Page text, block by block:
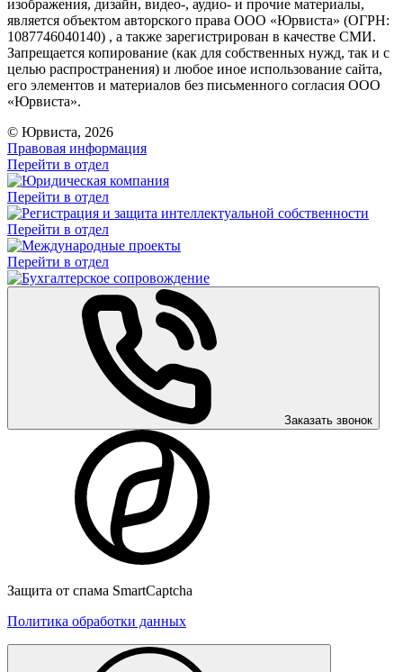
изображения, дизайн, видео-, аудио- и прочие материалы,
является объектом авторского права ООО «Юрвиста» (ОГРН:
1087746040140) , а также зарегистрирован в качестве СМИ.
Запрещается копирование (как для собственных нужд, так и с
целью распространения) и любое иное использование сайта,
его элементов и материалов без письменного согласия ООО
«Юрвиста».
© Юрвиста, 2026
Правовая информация
Перейти в отдел
Перейти в отдел
Перейти в отдел
Перейти в отдел
Заказать звонок
Защита от спама SmartCaptcha
Политика обработки данных